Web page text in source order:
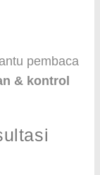
pembaca
& kontrol